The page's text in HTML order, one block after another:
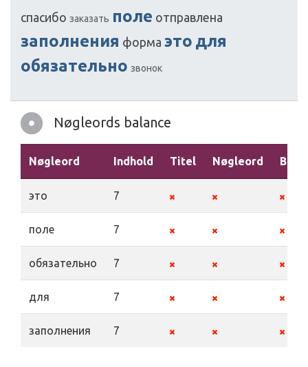
спасибо заказать поле отправлена
заполнения форма это для
обязательно звонок
Nøgleords balance
Nøgleord Indhold Titel Nøgleord
это 7
поле 7
обязательно 7
для 7
заполнения 7